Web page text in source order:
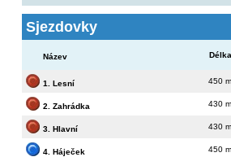
Sjezdovky
Název Délka
1. Lesní 450
2. Zahrádka 430
3. Hlavní 430
4. Háječek 450